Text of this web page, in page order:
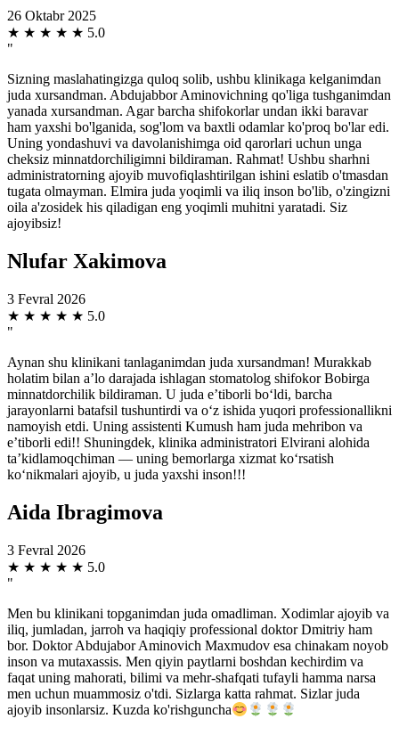
26 Oktabr 2025
★ ★ ★ ★ ★ 5.0
"
Sizning maslahatingizga quloq solib, ushbu klinikaga kelganimdan
juda xursandman. Abdujabbor Aminovichning qo'liga tushganimdan
yanada xursandman. Agar barcha shifokorlar undan ikki baravar
ham yaxshi bo'lganida, sog'lom va baxtli odamlar ko'proq bo'lar edi.
Uning yondashuvi va davolanishimga oid qarorlari uchun unga
cheksiz minnatdorchiligimni bildiraman. Rahmat! Ushbu sharhni
administratorning ajoyib muvofiqlashtirilgan ishini eslatib o'tmasdan
tugata olmayman. Elmira juda yoqimli va iliq inson bo'lib, o'zingizni
oila a'zosidek his qiladigan eng yoqimli muhitni yaratadi. Siz
ajoyibsiz!
Nlufar Xakimova
3 Fevral 2026
★ ★ ★ ★ ★ 5.0
"
Aynan shu klinikani tanlaganimdan juda xursandman! Murakkab
holatim bilan a’lo darajada ishlagan stomatolog shifokor Bobirga
minnatdorchilik bildiraman. U juda e’tiborli bo‘ldi, barcha
jarayonlarni batafsil tushuntirdi va o‘z ishida yuqori professionallikni
namoyish etdi. Uning assistenti Kumush ham juda mehribon va
e’tiborli edi!! Shuningdek, klinika administratori Elvirani alohida
ta’kidlamoqchiman — uning bemorlarga xizmat ko‘rsatish
ko‘nikmalari ajoyib, u juda yaxshi inson!!!
Aida Ibragimova
3 Fevral 2026
★ ★ ★ ★ ★ 5.0
"
Men bu klinikani topganimdan juda omadliman. Xodimlar ajoyib va
iliq, jumladan, jarroh va haqiqiy professional doktor Dmitriy ham
bor. Doktor Abdujabor Aminovich Maxmudov esa chinakam noyob
inson va mutaxassis. Men qiyin paytlarni boshdan kechirdim va
faqat uning mahorati, bilimi va mehr-shafqati tufayli hamma narsa
men uchun muammosiz o'tdi. Sizlarga katta rahmat. Sizlar juda
ajoyib insonlarsiz. Kuzda ko'rishguncha